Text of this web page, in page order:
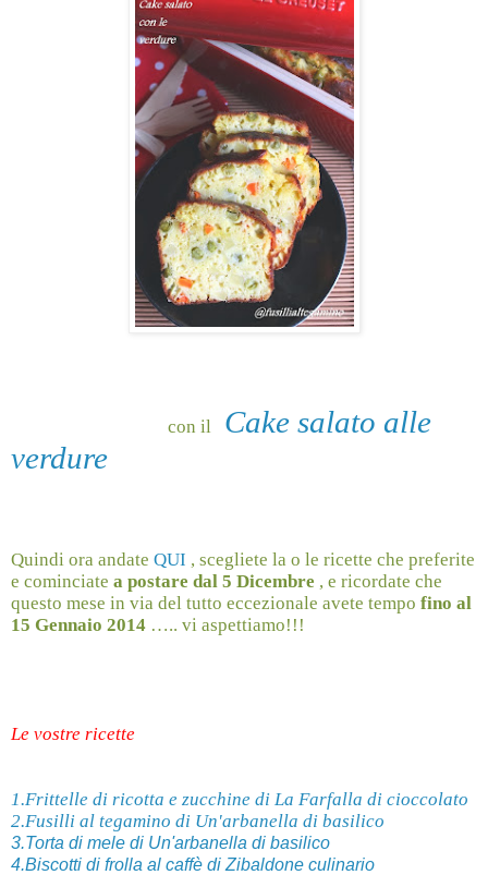
con il
Cake salato alle
verdure
Quindi ora andate QUI , scegliete la o le ricette che preferite
e cominciate a postare dal 5 Dicembre , e ricordate che
questo mese in via del tutto eccezionale avete tempo fino al
15 Gennaio 2014 ….. vi aspettiamo!!!
Le vostre ricette
1.Frittelle di ricotta e zucchine di La Farfalla di cioccolato
2.Fusilli al tegamino di Un'arbanella di basilico
3.Torta di mele di Un'arbanella di basilico
4.Biscotti di frolla al caffè di Zibaldone culinario